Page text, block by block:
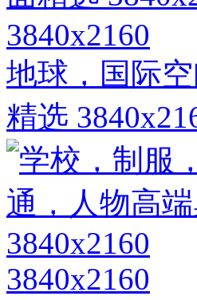
3840x2160
地球，国际
精选
3840x2160